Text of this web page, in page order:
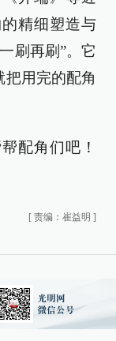
精细塑造与
刷再刷”。它
把用完的配角
配角们吧！
[ 责编：崔益明 ]